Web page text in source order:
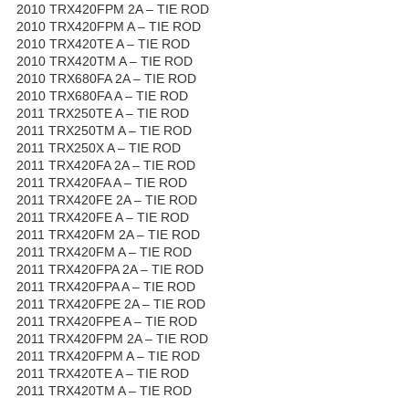
2010 TRX420FPM 2A – TIE ROD
2010 TRX420FPM A – TIE ROD
2010 TRX420TE A – TIE ROD
2010 TRX420TM A – TIE ROD
2010 TRX680FA 2A – TIE ROD
2010 TRX680FA A – TIE ROD
2011 TRX250TE A – TIE ROD
2011 TRX250TM A – TIE ROD
2011 TRX250X A – TIE ROD
2011 TRX420FA 2A – TIE ROD
2011 TRX420FA A – TIE ROD
2011 TRX420FE 2A – TIE ROD
2011 TRX420FE A – TIE ROD
2011 TRX420FM 2A – TIE ROD
2011 TRX420FM A – TIE ROD
2011 TRX420FPA 2A – TIE ROD
2011 TRX420FPA A – TIE ROD
2011 TRX420FPE 2A – TIE ROD
2011 TRX420FPE A – TIE ROD
2011 TRX420FPM 2A – TIE ROD
2011 TRX420FPM A – TIE ROD
2011 TRX420TE A – TIE ROD
2011 TRX420TM A – TIE ROD